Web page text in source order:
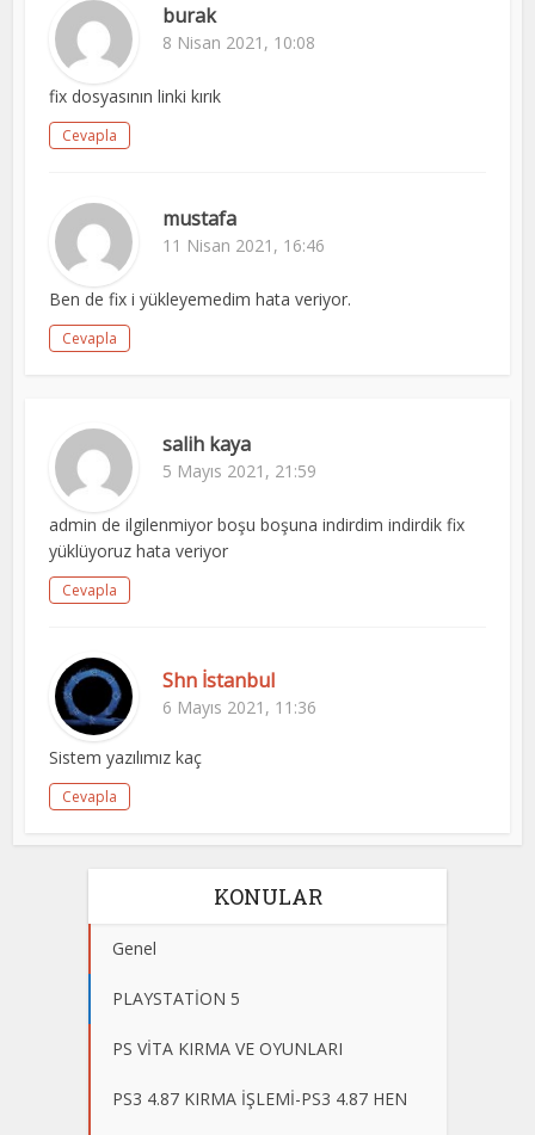
burak
8 Nisan 2021, 10:08
fix dosyasının linki kırık
Cevapla
mustafa
11 Nisan 2021, 16:46
Ben de fix i yükleyemedim hata veriyor.
Cevapla
salih kaya
5 Mayıs 2021, 21:59
admin de ilgilenmiyor boşu boşuna indirdim indirdik fix
yüklüyoruz hata veriyor
Cevapla
Shn İstanbul
6 Mayıs 2021, 11:36
Sistem yazılımız kaç
Cevapla
KONULAR
Genel
PLAYSTATİON 5
PS VİTA KIRMA VE OYUNLARI
PS3 4.87 KIRMA İŞLEMİ-PS3 4.87 HEN